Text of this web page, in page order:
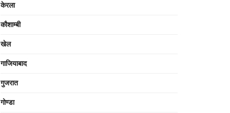
केरला
कौशाम्बी
खेल
गाजियाबाद
गुजरात
गोण्डा